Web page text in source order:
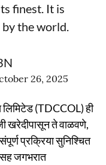
finest. It is
the world.
26, 2025
लिमिटेड (TDCCOL) ही
खरेदीपासून ते वाळवणे,
प्रक्रिया सुनिश्चित
जगभरात